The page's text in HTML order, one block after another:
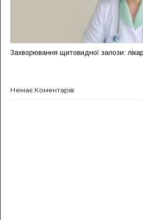
Захворювання щитовидної залози:
Немає Коментарів: